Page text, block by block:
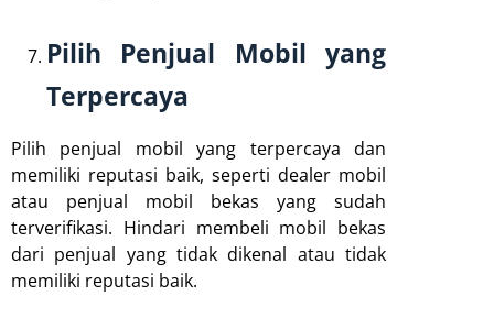
Pilih Penjual Mobil yang
Terpercaya
Pilih penjual mobil yang terpercaya dan
memiliki reputasi baik, seperti dealer mobil
atau penjual mobil bekas yang sudah
terverifikasi. Hindari membeli mobil bekas
dari penjual yang tidak dikenal atau tidak
memiliki reputasi baik.